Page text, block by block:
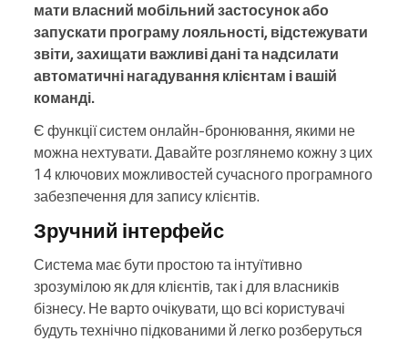
мати власний мобільний застосунок або
запускати програму лояльності, відстежувати
звіти, захищати важливі дані та надсилати
автоматичні нагадування клієнтам і вашій
команді.
Є функції систем онлайн-бронювання, якими не
можна нехтувати. Давайте розглянемо кожну з цих
14 ключових можливостей сучасного програмного
забезпечення для запису клієнтів.
Зручний інтерфейс
Система має бути простою та інтуїтивно
зрозумілою як для клієнтів, так і для власників
бізнесу. Не варто очікувати, що всі користувачі
будуть технічно підкованими й легко розберуться